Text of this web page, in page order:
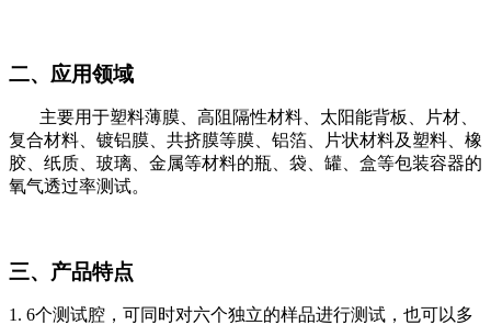
二、应用领域
主要用于塑料薄膜、高阻隔性材料、 太阳能背板
、片材、
复合材料、 镀铝膜 共挤膜等膜、铝箔、片状材料及塑料、橡
胶、纸质、玻璃、金属等材料的瓶、袋、罐、盒等包装容器的
氧气透过率测试。
三、产品特点
1. 6个测试腔，可同时对六个独立的样品进行测试，也可以多